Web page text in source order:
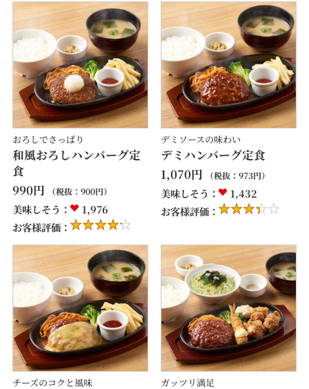
おろしでさっぱり
和風おろしハンバーグ定
食
990円 （税抜： 900円）
美味しそう：
1,976
お客様評価：
デミソースの味わい
デミハンバーグ定食
1,070円 （税抜： 973円）
美味しそう：
1,432
お客様評価：
チーズのコクと風味 ガッツリ満足